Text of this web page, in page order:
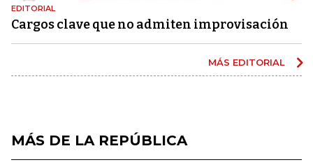
EDITORIAL
Cargos clave que no admiten improvisación
MÁS EDITORIAL
MÁS DE LA REPÚBLICA